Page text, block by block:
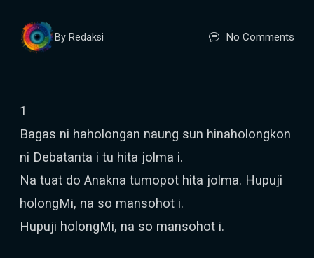
By Redaksi No Comments
1
Bagas ni haholongan naung sun hinaholongkon
ni Debatanta i tu hita jolma i.
Na tuat do Anakna tumopot hita jolma. Hupuji
holongMi, na so mansohot i.
Hupuji holongMi, na so mansohot i.